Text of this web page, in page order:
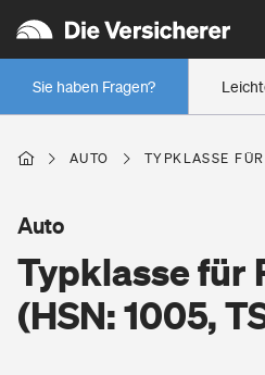
Sie haben Fragen?
Wer versichert was: Jetzt
Regionalklassen: So ist Ihre
Wer versichert was: Jetzt
Berufsunfähigkeitsversicherung
Erwerbsunfähigkeitsversicherung
Wohnen
AUTO TYPKLASSE
Typklasse für
(HSN: 1005,
Auto